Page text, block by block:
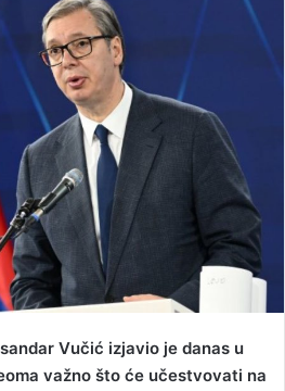
Vučić izjavio je danas u
važno što će učestvovati na